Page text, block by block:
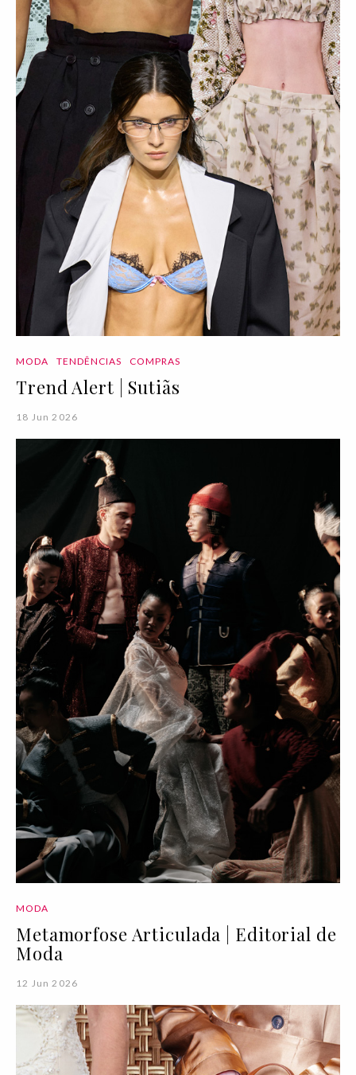
MODA TENDÊNCIAS COMPRAS
Trend Alert | Sutiãs
18 Jun 2026
MODA
Metamorfose Articulada | Editorial de
Moda
12 Jun 2026